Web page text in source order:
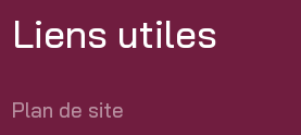
Liens utiles
Plan de site